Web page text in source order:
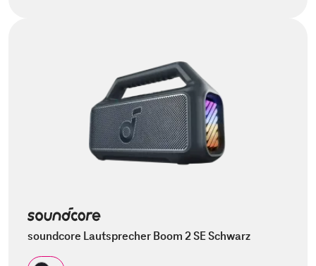
soundcore Lautsprecher Boom 2 SE Schwarz